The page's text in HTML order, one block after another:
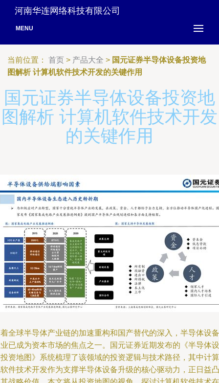
河南华连网络科技有限公司
MENU
当前位置： 首页 > 产品大全 > 国元证券半导体设备投资地
图解析 计算机软件技术开发的关键作用
国元证券半导体设备投资地
图解析 计算机软件技术开发
的关键作用
全球半导体产业链的加速重构和国产替代的深入，半导体设备
已成为资本市场的焦点之一。国元证券近期发布的《半导体设
资地图》系统梳理了该领域的投资逻辑与技术路径，其中计算
件技术开发作为支撑半导体设备升级的核心驱动力，正日益凸